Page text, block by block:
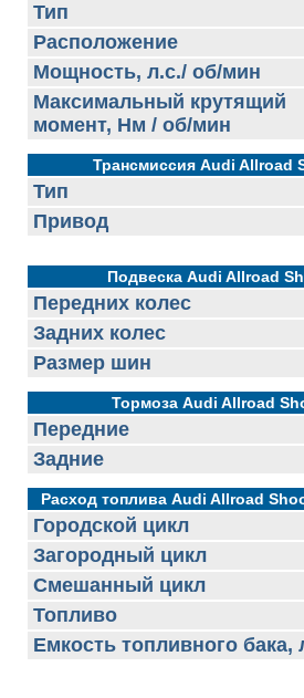
Тип
Расположение
Мощность, л.с./ об/мин
Максимальный крутящий
момент, Нм / об/мин
Трансмиссия Audi Allroad
Тип
Привод
Подвеска Audi Allroad
Передних колес
Задних колес
Размер шин
Тормоза Audi Allroad
Передние
Задние
Расход топлива Audi Allroad
Городской цикл
Загородный цикл
Смешанный цикл
Топливо
Емкость топливного бака,